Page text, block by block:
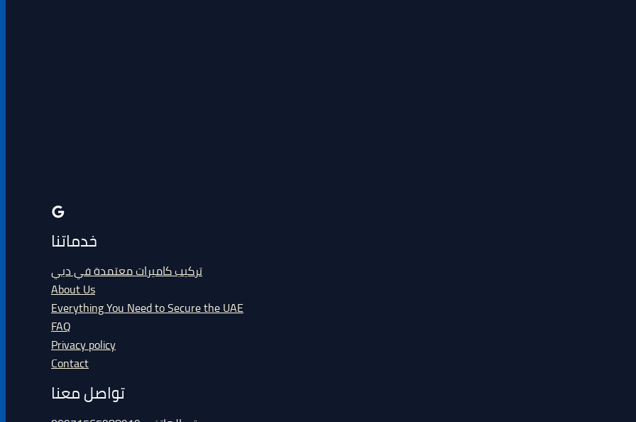
خدماتنا
تركيب كاميرات معتمدة في دبي
About Us
Everything You Need to Secure the UAE
FAQ
Privacy policy
Contact
تواصل معنا